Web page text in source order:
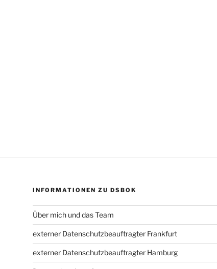
INFORMATIONEN ZU DSBOK
Über mich und das Team
externer Datenschutzbeauftragter Frankfurt
externer Datenschutzbeauftragter Hamburg